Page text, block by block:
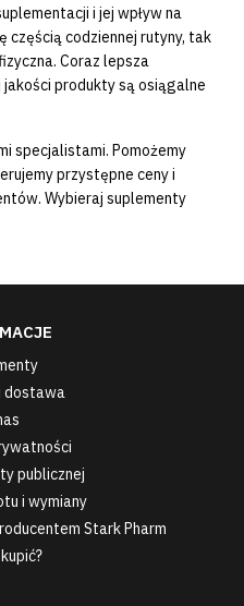
i jej wpływ na
częścią codziennej rutyny, tak
Coraz lepsza
produkty są osiągalne
specjalistami. Pomożemy
przystępne ceny i
Wybieraj suplementy
dostawa
publicznej
i wymiany
Stark Pharm